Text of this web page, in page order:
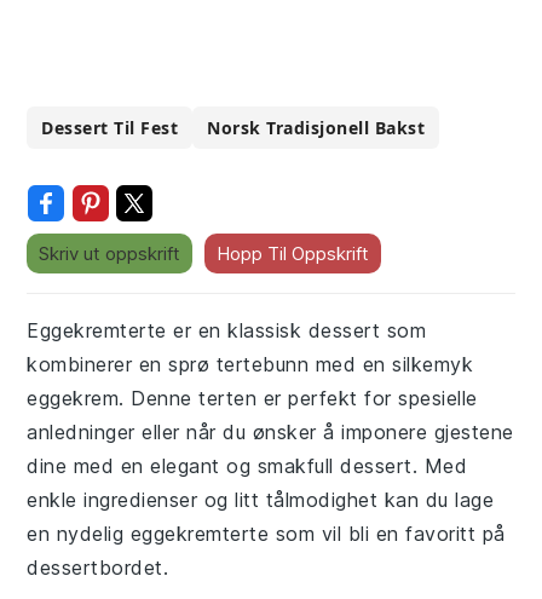
Dessert Til Fest Norsk Tradisjonell Bakst
Skriv ut oppskrift Hopp Til Oppskrift
Eggekremterte er en klassisk dessert som
kombinerer en sprø tertebunn med en silkemyk
eggekrem. Denne terten er perfekt for spesielle
anledninger eller når du ønsker å imponere gjestene
dine med en elegant og smakfull dessert. Med
enkle ingredienser og litt tålmodighet kan du lage
en nydelig eggekremterte som vil bli en favoritt på
dessertbordet.